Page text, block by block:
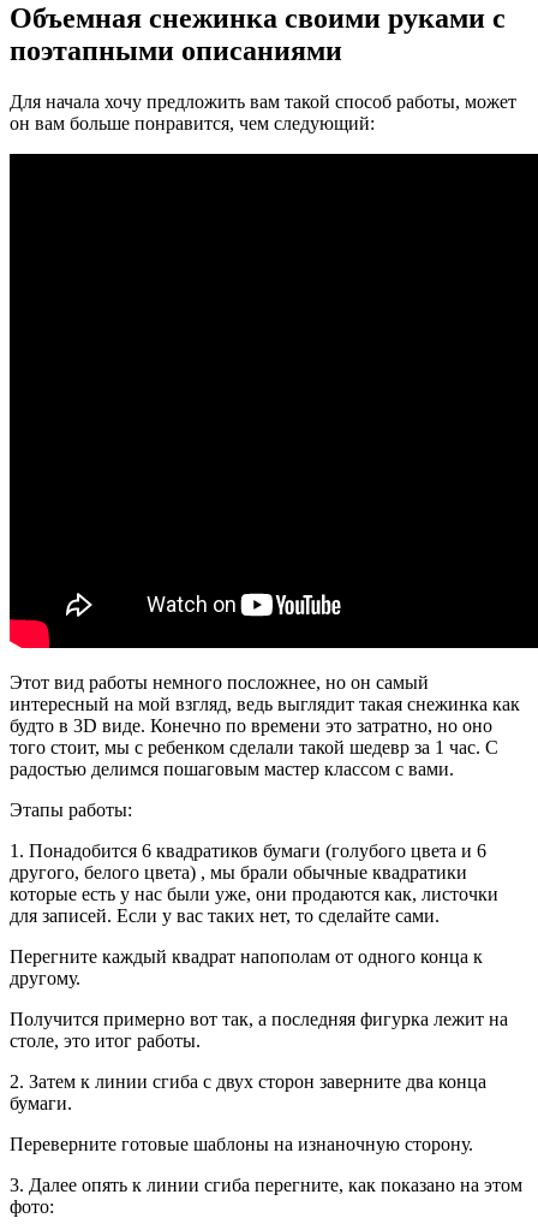
Объемная снежинка своими руками с
поэтапными описаниями
Для начала хочу предложить вам такой способ работы, может
он вам больше понравится, чем следующий:
Этот вид работы немного посложнее, но он самый
интересный на мой взгляд, ведь выглядит такая снежинка как
будто в 3D виде. Конечно по времени это затратно, но оно
того стоит, мы с ребенком сделали такой шедевр за 1 час. С
радостью делимся пошаговым мастер классом с вами.
Этапы работы:
1. Понадобится 6 квадратиков бумаги (голубого цвета и 6
другого, белого цвета) , мы брали обычные квадратики
которые есть у нас были уже, они продаются как, листочки
для записей. Если у вас таких нет, то сделайте сами.
Перегните каждый квадрат напополам от одного конца к
другому.
Получится примерно вот так, а последняя фигурка лежит на
столе, это итог работы.
2. Затем к линии сгиба с двух сторон заверните два конца
бумаги.
Переверните готовые шаблоны на изнаночную сторону.
3. Далее опять к линии сгиба перегните, как показано на этом
фото: